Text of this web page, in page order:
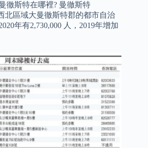
徹斯特在哪裡? 曼徹斯特
北區域大曼徹斯特郡的都市自治
年有2,730,000 人，2019年增加